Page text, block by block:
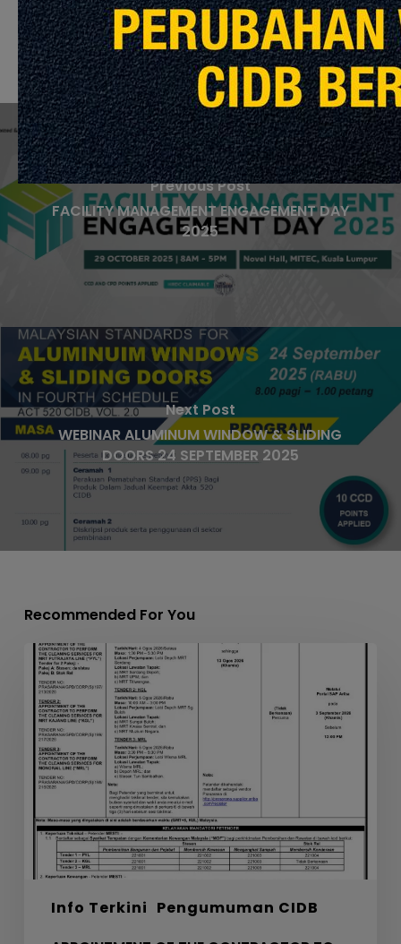
Previous Post
FACILITY MANAGEMENT ENGAGEMENT DAY
2025
Next Post
WEBINAR ALUMINUM WINDOW & SLIDING
DOORS 24 SEPTEMBER 2025
Recommended For You
Info Terkini Pengumuman CIDB
APPOINTMENT
OF
THE
CONTRACTOR
TO
PERFORM
THE
SERVICES
FOR